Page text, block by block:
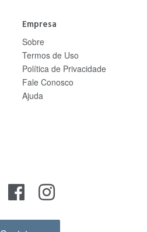
Empresa
Sobre
Termos de Uso
Política de Privacidade
Fale Conosco
Ajuda